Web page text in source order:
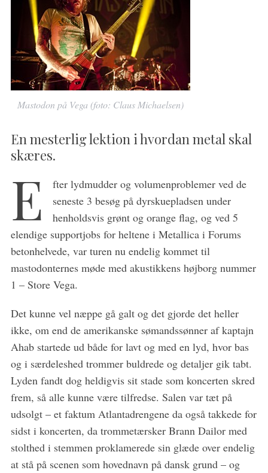
Mastodon på Vega (foto: Claus Michaelsen)
En mesterlig lektion i hvordan metal skal
skæres.
E
fter lydmudder og volumenproblemer ved de
seneste 3 besøg på dyrskuepladsen under
henholdsvis grønt og orange flag, og ved 5
elendige supportjobs for heltene i Metallica i Forums
betonhelvede, var turen nu endelig kommet til
mastodonternes møde med akustikkens højborg nummer
1 – Store Vega.
Det kunne vel næppe gå galt og det gjorde det heller
ikke, om end de amerikanske sømandssønner af kaptajn
Ahab startede ud både for lavt og med en lyd, hvor bas
og i særdeleshed trommer buldrede og detaljer gik tabt.
Lyden fandt dog heldigvis sit stade som koncerten skred
frem, så alle kunne være tilfredse. Salen var tæt på
udsolgt – et faktum Atlantadrengene da også takkede for
sidst i koncerten, da trommetærsker Brann Dailor med
stolthed i stemmen proklamerede sin glæde over endelig
at stå på scenen som hovednavn på dansk grund – og